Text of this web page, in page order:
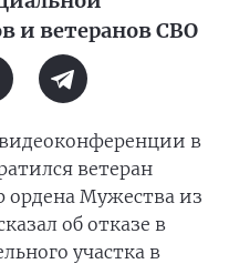
и ветеранов СВО
в
ветеран
ордена Мужества из
об отказе в
участка в